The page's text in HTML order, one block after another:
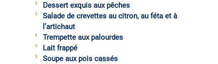
Dessert exquis aux pêches
Salade de crevettes au citron, au féta et à
l’artichaut
Trempette aux palourdes
Lait frappé
Soupe aux pois cassés